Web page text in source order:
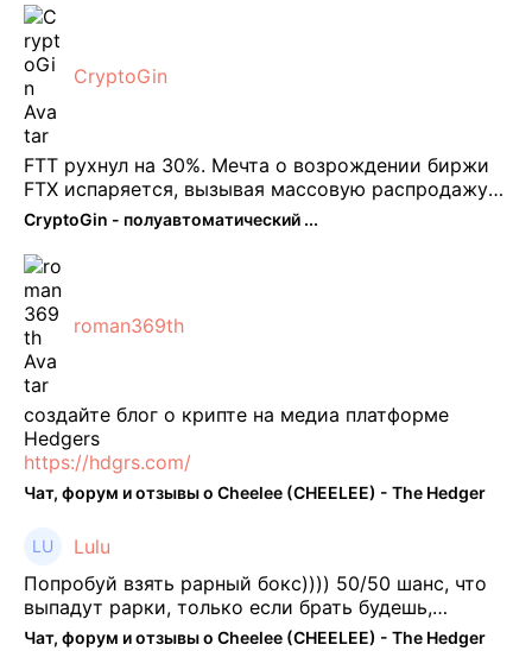
CryptoGin
FTT рухнул на 30%. Мечта о возрождении биржи
FTX испаряется, вызывая массовую распродажу
ее собственного токена FTT. По словам Кайко , 5
февраля FTT, ныне бесполезная ...
CryptoGin - полуавтоматический ...
roman369th
создайте блог о крипте на медиа платформе
Hedgers
https://hdgrs.com/
Чат, форум и отзывы о Cheelee (CHEELEE) - The Hedger
Lulu
Попробуй взять рарный бокс)))) 50/50 шанс, что
выпадут рарки, только если брать будешь,
отпиши потом что да как))
Чат, форум и отзывы о Cheelee (CHEELEE) - The Hedger